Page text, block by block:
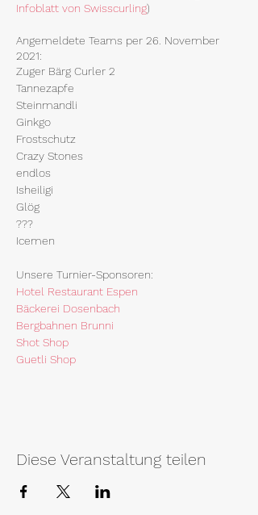
Infoblatt von Swisscurling)
Angemeldete Teams per 26. November
2021:
Zuger Bärg Curler 2
Tannezapfe
Steinmandli
Ginkgo
Frostschutz
Crazy Stones
endlos
Isheiligi
Glög
???
Icemen
Unsere Turnier-Sponsoren:
Hotel Restaurant Espen
Bäckerei Dosenbach
Bergbahnen Brunni
Shot Shop
Guetli Shop
Diese Veranstaltung teilen